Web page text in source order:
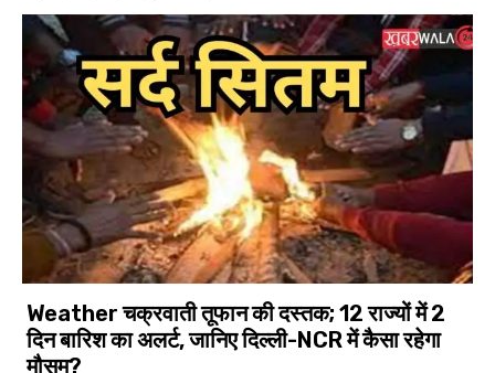
Weather चक्रवाती तूफान की दस्तक; 12 राज्यों में 2
दिन बारिश का अलर्ट, जानिए दिल्ली-NCR में कैसा रहेगा
मौसम?